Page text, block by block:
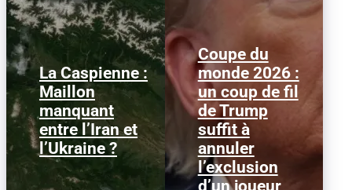
La Caspienne :
Maillon
manquant
entre l’Iran et
l’Ukraine ?
Samedi 25 juillet 2026,
des drones ukrainiens
ont frappé plusieurs
cibles en mer Caspienne,
parmi...
Coupe du
monde 2026 :
un coup de fil
de Trump
suffit à
annuler
l’exclusion
d’un joueur
Le 1er juillet 2026,
l'attaquant américain
Folarin Balogun recevait
un carton rouge
parfaitement...